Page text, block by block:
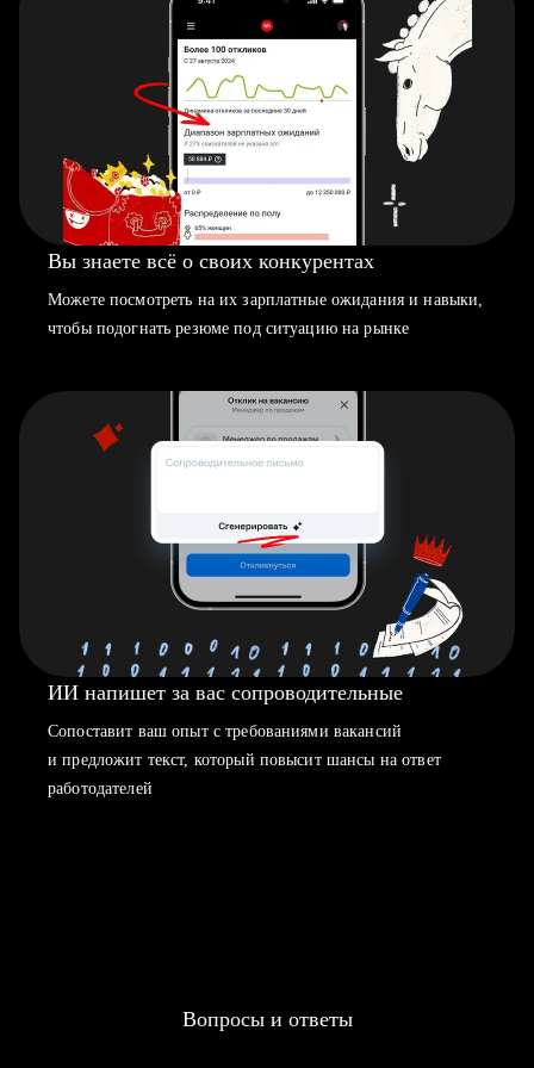
Вы знаете всё о своих конкурентах
Можете посмотреть на их зарплатные ожидания и навыки,
чтобы подогнать резюме под ситуацию на рынке
ИИ напишет за вас сопроводительные
Сопоставит ваш опыт с требованиями вакансий
и предложит текст, который повысит шансы на ответ
работодателей
Вопросы и ответы